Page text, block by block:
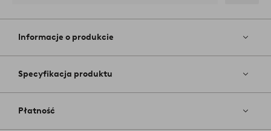
do
Informacje o produkcie
Specyfikacja produktu
Płatność